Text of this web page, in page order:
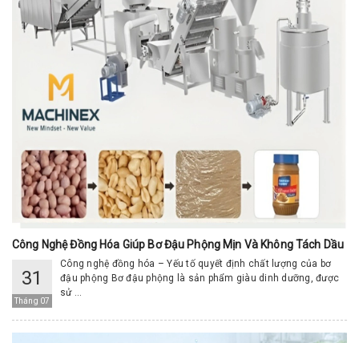
Công Nghệ Đồng Hóa Giúp Bơ Đậu Phộng Mịn Và Không Tách Dầu
31
Tháng 07
Công nghệ đồng hóa – Yếu tố quyết định chất lượng của bơ
đậu phộng Bơ đậu phộng là sản phẩm giàu dinh dưỡng, được
sử ...